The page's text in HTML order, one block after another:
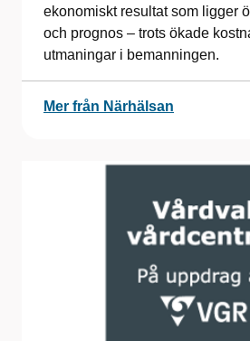
ekonomiskt resultat som ligger
och prognos – trots ökade
utmaningar i bemanningen.
Mer från Närhälsan